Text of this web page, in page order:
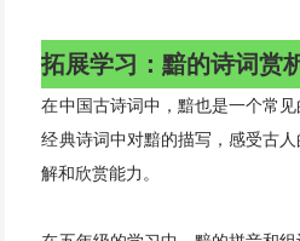
拓展学习：黯的诗词赏
在中国古诗词中，黯也是一个常
经典诗词中对黯的描写，感受古
解和欣赏能力。